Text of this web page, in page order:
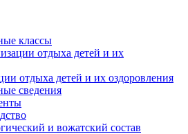
классы
отдыха детей и их
отдыха детей и их оздоровления
сведения
и вожатский состав